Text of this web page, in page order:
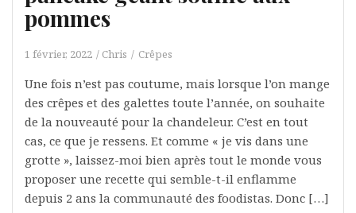
pommes
1 février, 2022 Chris Crêpes
Une fois n’est pas coutume, mais lorsque l’on mange
des crêpes et des galettes toute l’année, on souhaite
de la nouveauté pour la chandeleur. C’est en tout
cas, ce que je ressens. Et comme « je vis dans une
grotte », laissez-moi bien après tout le monde vous
proposer une recette qui semble-t-il enflamme
depuis 2 ans la communauté des foodistas. Donc […]